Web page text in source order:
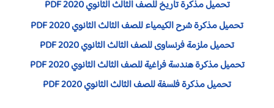
تحميل مذكرة تاريخ للصف الثالث الثانوي 2020 PDF
تحميل مذكرة شرح الكيمياء للصف الثالث الثانوي 2020 PDF
تحميل ملزمة فرنساوى للصف الثالث الثانوي 2020 PDF
تحميل مذكرة هندسة فراغية للصف الثالث الثانوي 2020 PDF
تحميل مذكرة فلسفة للصف الثالث الثانوي 2020 PDF